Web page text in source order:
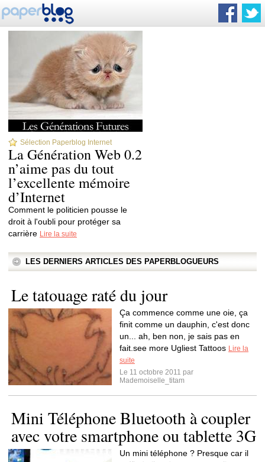
Sélection Paperblog Internet
La Génération Web 0.2
n’aime pas du tout
l’excellente mémoire
d’Internet
Comment le politicien pousse le
droit à l'oubli pour protéger sa
carrière Lire la suite
LES DERNIERS ARTICLES DES PAPERBLOGUEURS
Le tatouage raté du jour
Ça commence comme une oie, ça
finit comme un dauphin, c'est donc
un... ah, ben non, je sais pas en
fait.see more Ugliest Tattoos Lire la
suite
Le 11 octobre 2011 par
Mademoiselle_titam
Mini Téléphone Bluetooth à coupler
avec votre smartphone ou tablette 3G
Un mini téléphone ? Presque car il